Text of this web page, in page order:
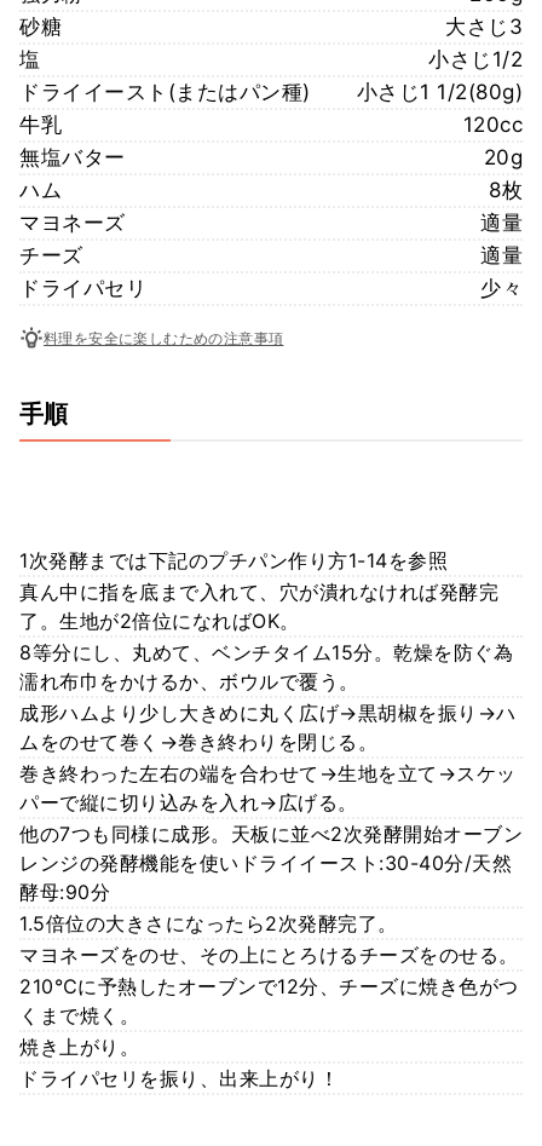
砂糖
大さじ3
塩
小さじ1/2
ドライイースト(またはパン種)
小さじ1 1/2(80g)
牛乳
120cc
無塩バター
20g
ハム
8枚
マヨネーズ
適量
チーズ
適量
ドライパセリ
少々
料理を安全に楽しむための注意事項
手順
1次発酵までは下記のプチパン作り方1-14を参照
真ん中に指を底まで入れて、穴が潰れなければ発酵完
了。生地が2倍位になればOK。
8等分にし、丸めて、ベンチタイム15分。乾燥を防ぐ為
濡れ布巾をかけるか、ボウルで覆う。
成形ハムより少し大きめに丸く広げ→黒胡椒を振り→ハ
ムをのせて巻く→巻き終わりを閉じる。
巻き終わった左右の端を合わせて→生地を立て→スケッ
パーで縦に切り込みを入れ→広げる。
他の7つも同様に成形。天板に並べ2次発酵開始オーブン
レンジの発酵機能を使いドライイースト:30-40分/天然
酵母:90分
1.5倍位の大きさになったら2次発酵完了。
マヨネーズをのせ、その上にとろけるチーズをのせる。
210℃に予熱したオーブンで12分、チーズに焼き色がつ
くまで焼く。
焼き上がり。
ドライパセリを振り、出来上がり！